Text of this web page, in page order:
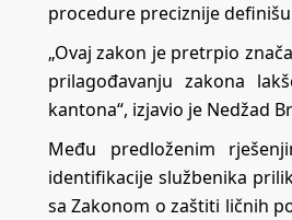
procedure preciznije
„Ovaj zakon je pretrpio
prilagođavanju zakona
kantona“, izjavio je Nedžad
Među predloženim
identifikacije službenika
sa Zakonom o zaštiti ličnih